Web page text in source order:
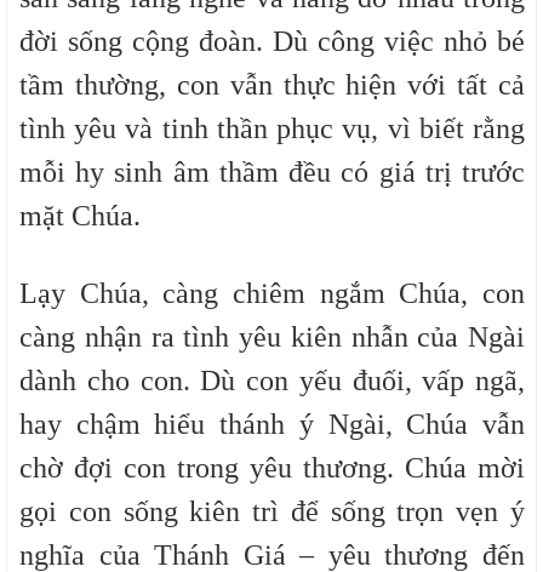
đời sống cộng đoàn. Dù công việc nhỏ bé
tầm thường, con vẫn thực hiện với tất cả
tình yêu và tinh thần phục vụ, vì biết rằng
mỗi hy sinh âm thầm đều có giá trị trước
mặt Chúa.
Lạy Chúa, càng chiêm ngắm Chúa, con
càng nhận ra tình yêu kiên nhẫn của Ngài
dành cho con. Dù con yếu đuối, vấp ngã,
hay chậm hiểu thánh ý Ngài, Chúa vẫn
chờ đợi con trong yêu thương. Chúa mời
gọi con sống kiên trì để sống trọn vẹn ý
nghĩa của Thánh Giá – yêu thương đến